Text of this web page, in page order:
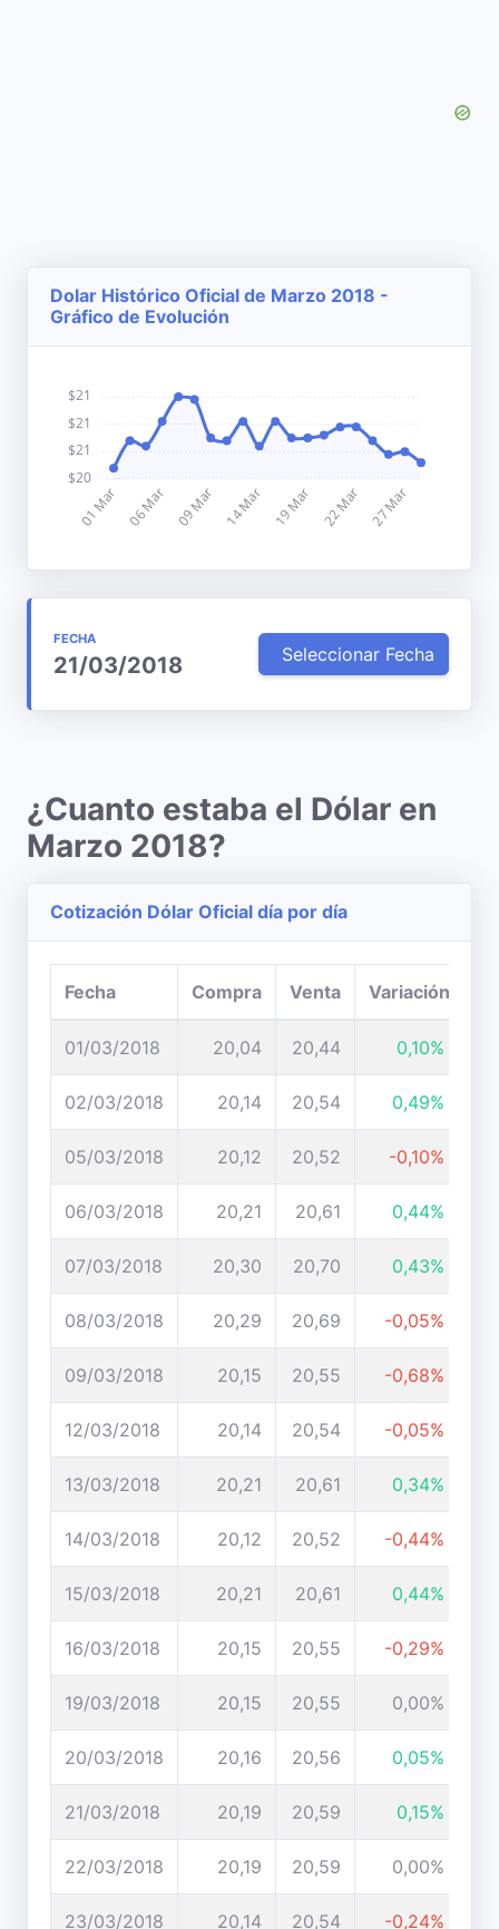
Dolar Histórico Oficial de Marzo 2018 -
Gráfico de Evolución
FECHA
21/03/2018 Seleccionar Fecha
¿Cuanto estaba el Dólar en
Marzo 2018?
Cotización Dólar Oficial día por día
Fecha Compra Venta Variación
01/03/2018 20,04 20,44 0,10%
02/03/2018 20,14 20,54 0,49%
05/03/2018 20,12 20,52 -0,10%
06/03/2018 20,21 20,61 0,44%
07/03/2018 20,30 20,70 0,43%
08/03/2018 20,29 20,69 -0,05%
09/03/2018 20,15 20,55 -0,68%
12/03/2018 20,14 20,54 -0,05%
13/03/2018 20,21 20,61 0,34%
14/03/2018 20,12 20,52 -0,44%
15/03/2018 20,21 20,61 0,44%
16/03/2018 20,15 20,55 -0,29%
19/03/2018 20,15 20,55 0,00%
20/03/2018 20,16 20,56 0,05%
21/03/2018 20,19 20,59 0,15%
22/03/2018 20,19 20,59 0,00%
23/03/2018 20,14 20,54 -0,24%